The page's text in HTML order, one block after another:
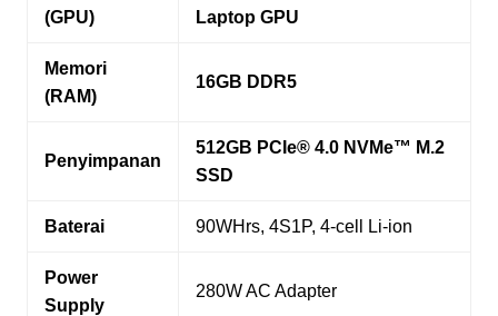
(GPU)
Laptop GPU
Memori
(RAM)
16GB DDR5
Penyimpanan
512GB PCIe® 4.0 NVMe™ M.2
SSD
Baterai 90WHrs, 4S1P, 4-cell Li-ion
Power
Supply
280W AC Adapter